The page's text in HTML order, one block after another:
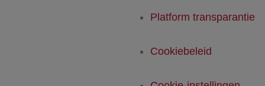
Platform transparantie
Cookiebeleid